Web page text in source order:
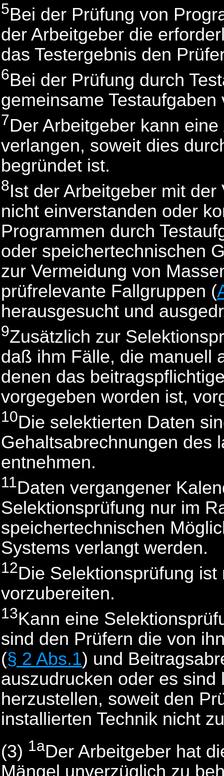
5Bei der Prüfung von
der Arbeitgeber die
das Testergebnis den
6Bei der Prüfung durch
gemeinsame
7Der Arbeitgeber kann
verlangen, soweit dies
begründet ist.
8Ist der Arbeitgeber mit
nicht einverstanden oder
Programmen durch
oder speichertechnischen
zur Vermeidung von
prüfrelevante Fallgruppen (
herausgesucht und
9Zusätzlich zur
daß ihm Fälle, die manuell
denen das
vorgegeben worden ist,
10Die selektierten Daten
Gehaltsabrechnungen des
entnehmen.
11Daten vergangener
Selektionsprüfung nur im
speichertechnischen
Systems verlangt werden.
12Die Selektionsprüfung
vorzubereiten.
13Kann eine
sind den Prüfern die von
(§ 2 Abs.1) und
auszudrucken oder es
herzustellen, soweit den
installierten Technik nicht
(3) 1aDer Arbeitgeber hat
Mängel unverzüglich zu